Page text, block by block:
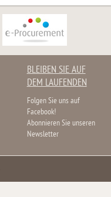
BLEIBEN SIE AUF
DEM LAUFENDEN
Folgen Sie uns auf
Facebook!
Abonnieren Sie unseren
Newsletter